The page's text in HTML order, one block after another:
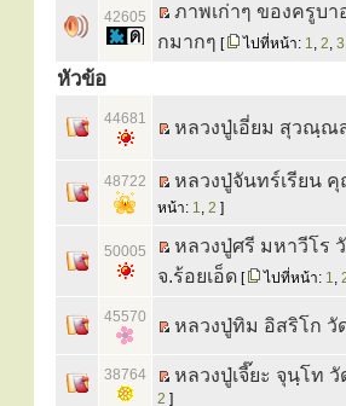
42605
ภาพเก่าๆ ของครูบ
กมากๆ [ ไปที่หน้า: 1, 2, 3
หัวข้อ
44681 หลวงปู่เอี่ยม สุวณฺณ
48722 หลวงปู่จันทร์เรียน
หน้า: 1, 2 ]
50005
หลวงปู่ศรี มหาวีโร
จ.ร้อยเอ็ด [ ไปที่หน้า: 1,
45570 หลวงปู่ทิม อิสริโก วั
38764 หลวงปู่เจี๊ยะ จุนฺโท
2 ]